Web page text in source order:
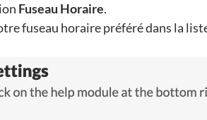
Fuseau Horaire.
fuseau horaire préféré dans la